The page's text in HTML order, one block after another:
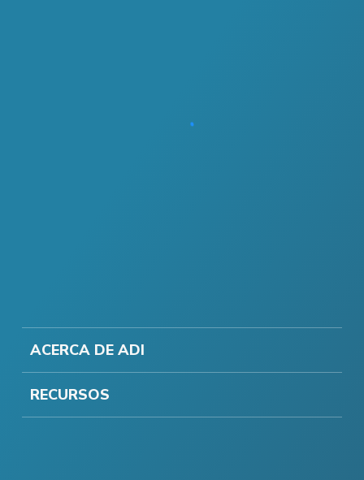
ACERCA DE ADI
RECURSOS